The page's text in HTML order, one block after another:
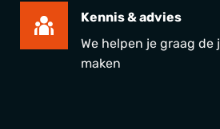
Kennis & advies
We helpen je graag de
maken